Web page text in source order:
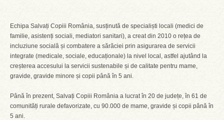
Echipa Salvați Copiii România, susținută de specialiști locali (medici de
familie, asistenți sociali, mediatori sanitari), a creat din 2010 o rețea de
incluziune socială și combatere a sărăciei prin asigurarea de servicii
integrate (medicale, sociale, educaționale) la nivel local, astfel ajutând la
creșterea accesului la servicii sustenabile și de calitate pentru mame,
gravide, gravide minore și copii până în 5 ani.
Până în prezent, Salvați Copiii România a lucrat în 20 de județe, în 61 de
comunități rurale defavorizate, cu 90.000 de mame, gravide și copii până în
5 ani.